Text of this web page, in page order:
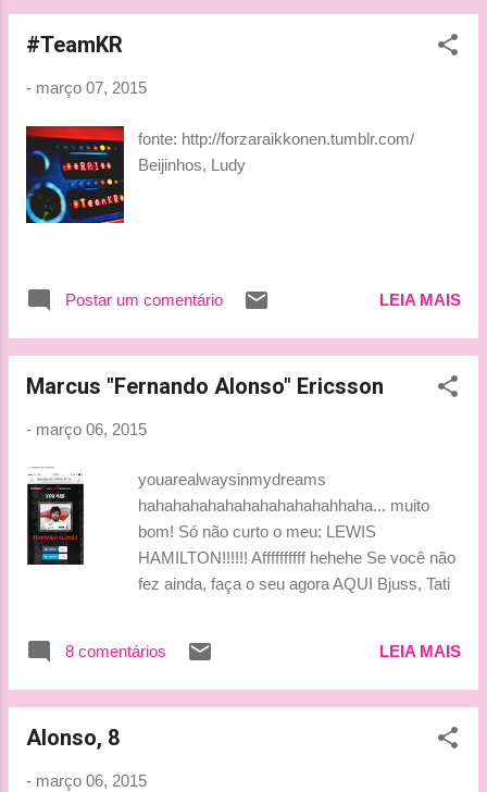
#TeamKR
- março 07, 2015
fonte: http://forzaraikkonen.tumblr.com/
Beijinhos, Ludy
Postar um comentário LEIA MAIS
Marcus "Fernando Alonso" Ericsson
- março 06, 2015
youarealwaysinmydreams
hahahahahahahahahahahahhaha... muito
bom! Só não curto o meu: LEWIS
HAMILTON!!!!!! Affffffffff hehehe Se você não
fez ainda, faça o seu agora AQUI Bjuss, Tati
8 comentários LEIA MAIS
Alonso, 8
- março 06, 2015